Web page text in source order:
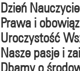
Dzień
Prawa i
Uroczystość
Nasze pasje i
Dbamy o